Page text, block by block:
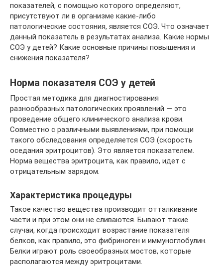
показателей, с помощью которого определяют,
присутствуют ли в организме какие-либо
патологические состояния, является СОЭ. Что означает
данный показатель в результатах анализа. Какие нормы
СОЭ у детей? Какие основные причины повышения и
снижения показателя?
Норма показателя СОЭ у детей
Простая методика для диагностирования
разнообразных патологических проявлений — это
проведение общего клинического анализа крови.
Совместно с различными выявлениями, при помощи
такого обследования определяется СОЭ (скорость
оседания эритроцитов). Это является показателем.
Норма вещества эритроцита, как правило, идет с
отрицательным зарядом.
Характеристика процедуры
Такое качество вещества производит отталкивание
части и при этом они не сливаются. Бывают такие
случаи, когда происходит возрастание показателя
белков, как правило, это фибриноген и иммуноглобулин.
Белки играют роль своеобразных мостов, которые
располагаются между эритроцитами.